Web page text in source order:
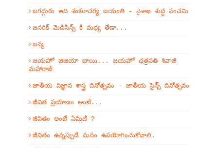
జగద్గురు ఆది శంకరాచర్య జయంతి - వైశాఖ శుద్ధ పంచమి
జనరిక్ మెడిసిన్స్ కి మధ్య తేడా...
జన్మ
జయహో జిజియా భాయి... జయహో ఛత్రపతి శివాజీ
మహారాజ్
జాతీయ విజ్ఞాన శాస్త్ర దినోత్సవం - జాతీయ సైన్స్ దినోత్సవం
జీవిత ప్రయాణం అంటే...
జీవితం అంటే ఏమిటి ?
జీవితం ఉన్నప్పుడే మనం ఉపయోగించుకోవాలి.